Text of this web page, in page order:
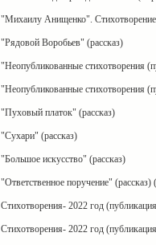
"Михаилу Анищенко". Стихотворение
"Рядовой Воробьев" (рассказ)
"Неопубликованные стихотворения
"Неопубликованные стихотворения
"Пуховый платок" (рассказ)
"Сухари" (рассказ)
"Большое искусство" (рассказ)
"Ответственное поручение"
Стихотворения- 2022 год
Стихотворения- 2022 год